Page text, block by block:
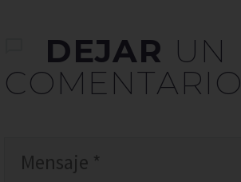
DEJAR UN
COMENTARIO